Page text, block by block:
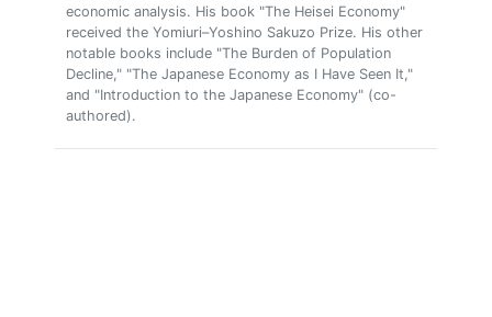
economic analysis. His book "The Heisei Economy"
received the Yomiuri–Yoshino Sakuzo Prize. His other
notable books include "The Burden of Population
Decline," "The Japanese Economy as I Have Seen It,"
and "Introduction to the Japanese Economy" (co-
authored).